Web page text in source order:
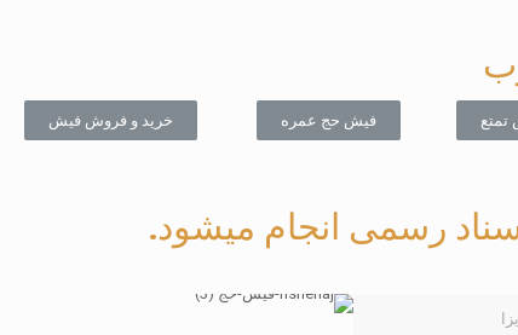
تمتع فیش حج عمره خرید و فروش فیش
رسمی انجام میشود.